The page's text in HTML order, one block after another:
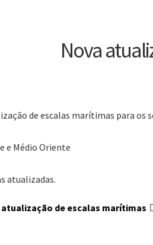
Nova
de escalas marítimas para os
e Médio Oriente
atualizadas.
de escalas marítimas